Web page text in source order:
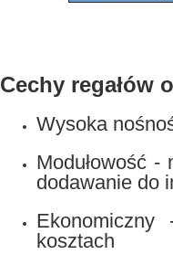
Cechy regałów
Wysoka
Modułowość
dodawanie do
Ekonomiczny
kosztach